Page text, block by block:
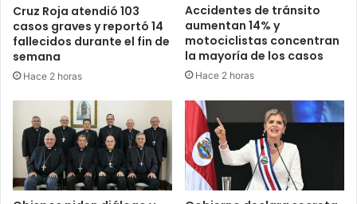
Cruz Roja atendió 103
casos graves y reportó 14
fallecidos durante el fin de
semana
Hace 2 horas
Accidentes de tránsito
aumentan 14% y
motociclistas concentran
la mayoría de los casos
Hace 2 horas